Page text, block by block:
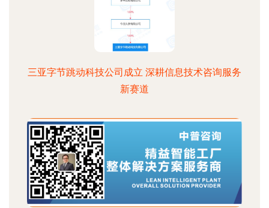
三亚字节跳动科技公司成立 深耕信息技术咨询服务
新赛道